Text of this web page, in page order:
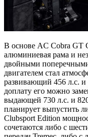
В основе AC Cobra GT
алюминиевая рама и
двойными
двигателем стал
развивающий 456 л.с.
доплату его можно
выдающей 730 л.с. и
планирует выпустить
Clubsport Edition
сочетаются либо с